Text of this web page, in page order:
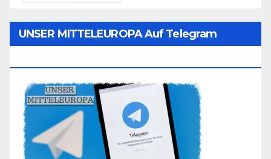
UNSER MITTELEUROPA Auf Telegram